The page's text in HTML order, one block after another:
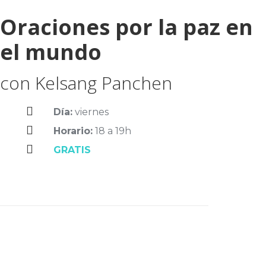
Oraciones por la paz en
el mundo
con Kelsang Panchen
Día: viernes
Horario: 18 a 19h
GRATIS